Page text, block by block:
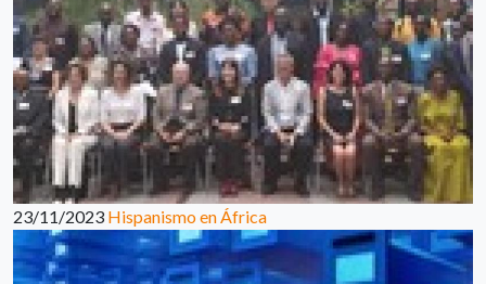
23/11/2023 Hispanismo en África